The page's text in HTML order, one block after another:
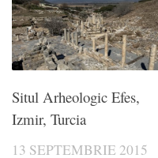
Situl Arheologic Efes,
Izmir, Turcia
13 SEPTEMBRIE 2015